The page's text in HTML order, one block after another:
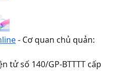
- Cơ quan chủ quản:
tử số 140/GP-BTTTT cấp